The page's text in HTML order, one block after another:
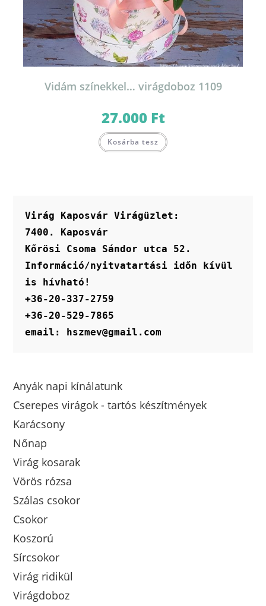
Vidám színekkel… virágdoboz 1109
27.000 Ft
Kosárba tesz
Virág Kaposvár Virágüzlet:
7400. Kaposvár
Kőrösi Csoma Sándor utca 52.
Információ/nyitvatartási időn kívül
is hívható!
+36-20-337-2759
+36-20-529-7865
email: hszmev@gmail.com
Anyák napi kínálatunk
Cserepes virágok - tartós készítmények
Karácsony
Nőnap
Virág kosarak
Vörös rózsa
Szálas csokor
Csokor
Koszorú
Sírcsokor
Virág ridikül
Virágdoboz